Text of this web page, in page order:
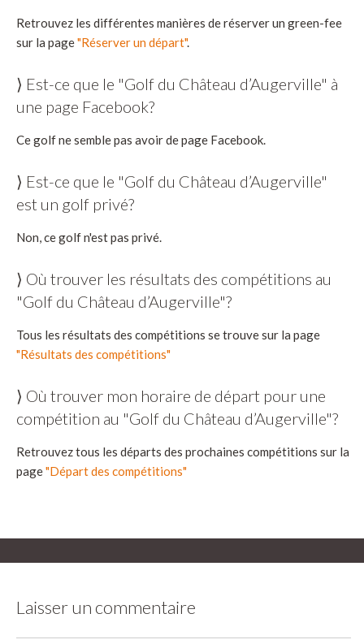
Retrouvez les différentes manières de réserver un green-fee
sur la page"Réserver un départ".
⟩ Est-ce que le "Golf du Château d’Augerville" à
une page Facebook?
Ce golf ne semble pas avoir de page Facebook.
⟩ Est-ce que le "Golf du Château d’Augerville"
est un golf privé?
Non, ce golf n'est pas privé.
⟩ Où trouver les résultats des compétitions au
"Golf du Château d’Augerville"?
Tous les résultats des compétitions se trouve sur la page
"Résultats des compétitions"
⟩ Où trouver mon horaire de départ pour une
compétition au "Golf du Château d’Augerville"?
Retrouvez tous les départs des prochaines compétitions sur la
page"Départ des compétitions"
Laisser un commentaire